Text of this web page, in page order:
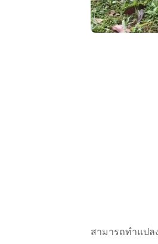
สามารถทำแปล